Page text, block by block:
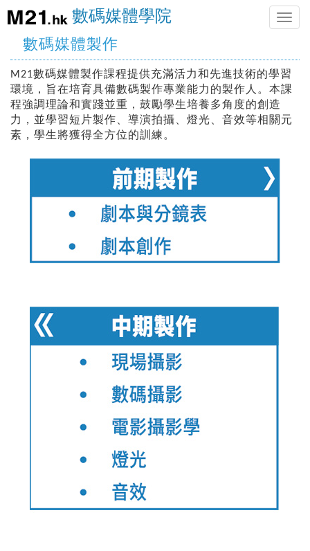
Toggle
數碼媒體學院
數碼媒體製作
M21數碼媒體製作課程提供充滿活力和先進技術的學習
環境，旨在培育具備數碼製作專業能力的製作人。本課
程強調理論和實踐並重，鼓勵學生培養多角度的創造
力，並學習短片製作、導演拍攝、燈光、音效等相關元
素，學生將獲得全方位的訓練。